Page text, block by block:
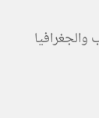
والجغرافيا